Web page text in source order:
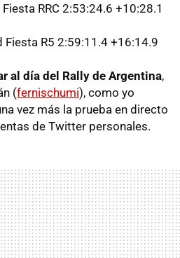
RRC 2:53:24.6 +10:28.1
Fiesta R5 2:59:11.4 +16:14.9
al día del Rally de Argentina,
(fernischumi), como yo
vez más la prueba en directo
de Twitter personales.